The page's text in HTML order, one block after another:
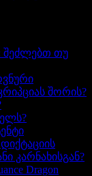
შეძლებთ თუ
შორის?
კარნახისგან?
Dragon